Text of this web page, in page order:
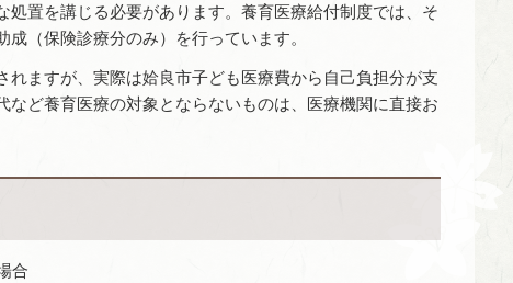
置を講じる必要があります。養育医療給付制度では、そ
（保険診療分のみ）を行っています。
ますが、実際は姶良市子ども医療費から自己負担分が支
ど養育医療の対象とならないものは、医療機関に直接お
合